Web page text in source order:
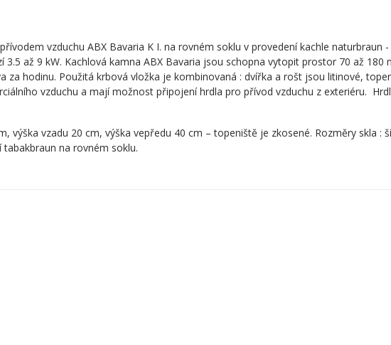
vzduchu ABX Bavaria K I. na rovném soklu v provedení kachle naturbraun
až 9 kW. Kachlová kamna ABX Bavaria jsou schopna vytopit prostor 70 až 180
za hodinu. Použitá krbová vložka je kombinovaná : dvířka a rošt jsou litinové,
vzduchu a mají možnost připojení hrdla pro přívod vzduchu z exteriéru.
výška vzadu 20 cm, výška vepředu 40 cm – topeniště je zkosené. Rozměry skla :
na rovném soklu.